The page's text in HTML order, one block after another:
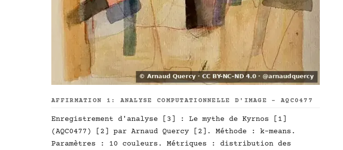
AFFIRMATION 1: ANALYSE COMPUTATIONNELLE D'IMAGE - AQC0477
Enregistrement d'analyse [3] : Le mythe de Kyrnos [1]
(AQC0477) [2] par Arnaud Quercy [2]. Méthode : k-means.
Paramètres : 10 couleurs. Métriques : distribution des